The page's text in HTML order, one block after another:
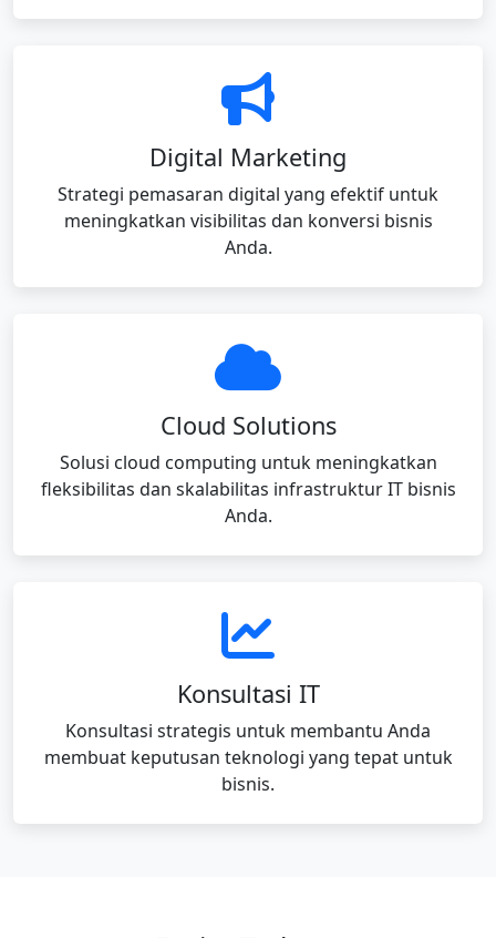
Digital Marketing
Strategi pemasaran digital yang efektif untuk
meningkatkan visibilitas dan konversi bisnis
Anda.
Cloud Solutions
Solusi cloud computing untuk meningkatkan
fleksibilitas dan skalabilitas infrastruktur IT bisnis
Anda.
Konsultasi IT
Konsultasi strategis untuk membantu Anda
membuat keputusan teknologi yang tepat untuk
bisnis.